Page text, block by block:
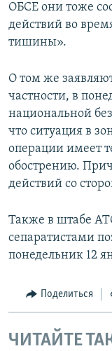
ОБСЕ они тоже
действий во
тишины».
О том же
частности, в
национальной
что ситуация в
операции имеет
обострению.
действий со
Также в штабе
сепаратистами
понедельник 12
Поделиться
ЧИТАЙТЕ